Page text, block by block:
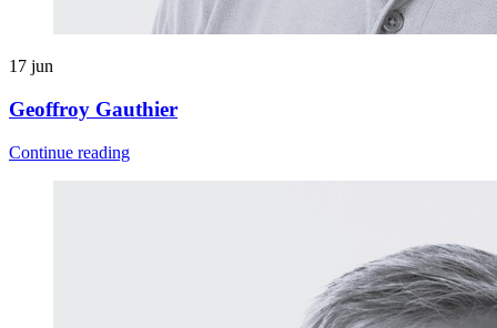
17 jun
Geoffroy Gauthier
Continue reading